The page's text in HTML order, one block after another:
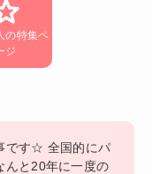
の特集ペ
ジ
です☆ 全国的にパ
んと20年に一度の